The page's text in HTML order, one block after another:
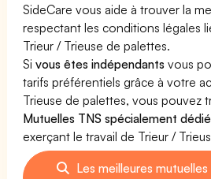
SideCare vous aide à trouver la
respectant les conditions légales
Trieur / Trieuse de palettes.
Sivous êtes indépendants vous
tarifs préférentiels grâce à votre
Trieuse de palettes, vous pouvez
Mutuelles TNS spécialement
exerçant le travail de Trieur /
Les meilleures